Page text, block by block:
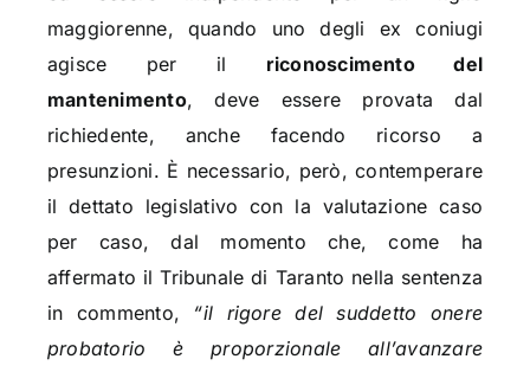
maggiorenne, quando uno degli ex coniugi
agisce per il riconoscimento del
mantenimento, deve essere provata dal
richiedente, anche facendo ricorso a
presunzioni. È necessario, però, contemperare
il dettato legislativo con la valutazione caso
per caso, dal momento che, come ha
affermato il Tribunale di Taranto nella sentenza
in commento, “il rigore del suddetto onere
probatorio è proporzionale all’avanzare